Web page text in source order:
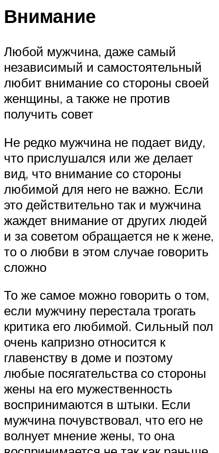
Внимание
Любой мужчина, даже самый
независимый и самостоятельный
любит внимание со стороны своей
женщины, а также не против
получить совет
Не редко мужчина не подает виду,
что прислушался или же делает
вид, что внимание со стороны
любимой для него не важно. Если
это действительно так и мужчина
жаждет внимание от других людей
и за советом обращается не к жене,
то о любви в этом случае говорить
сложно
То же самое можно говорить о том,
если мужчину перестала трогать
критика его любимой. Сильный пол
очень капризно относится к
главенству в доме и поэтому
любые посягательства со стороны
жены на его мужественность
воспринимаются в штыки. Если
мужчина почувствовал, что его не
волнует мнение жены, то она